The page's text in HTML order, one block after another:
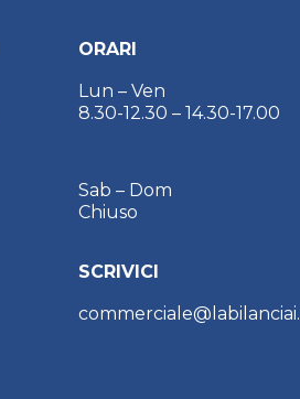
ORARI
Lun – Ven
8.30-12.30 – 14.30-17.00
Sab – Dom
Chiuso
SCRIVICI